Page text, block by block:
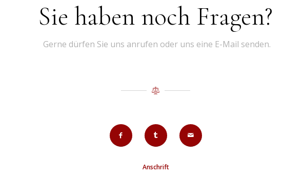
Sie haben noch Fragen?
Gerne dürfen Sie uns anrufen oder uns eine E-Mail senden.
Anschrift